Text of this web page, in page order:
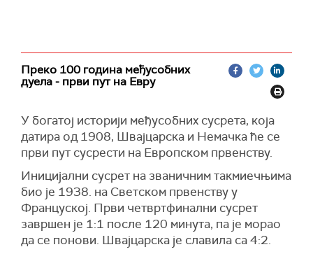
Преко 100 година међусобних
дуела - први пут на Евру
У богатој историји међусобних сусрета, која
датира од 1908, Швајцарска и Немачка ће се
први пут сусрести на Европском првенству.
Иницијални сусрет на званичним такмиечњима
био је 1938. на Светском првенству у
Француској. Први четвртфинални сусрет
завршен је 1:1 после 120 минута, па је морао
да се понови. Швајцарска је славила са 4:2.